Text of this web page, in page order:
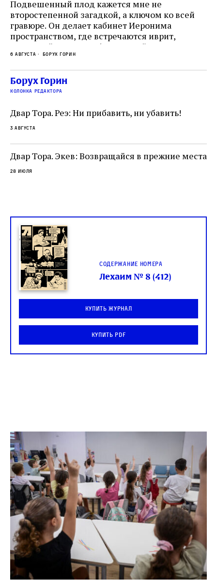
Подвешенный плод кажется мне не
второстепенной загадкой, а ключом ко всей
гравюре. Он делает кабинет Иеронима
пространством, где встречаются иврит,
греческий и латынь; буквальный смысл и
церковная традиция; филологическая
точность и понятность; переводчик,
убеждённый в необходимости исправления, и
читатель, воспринимающий исправление как
не просто покровитель переводчиков,
окружённый книгами. Перед нами человек,
одно решение которого вызвало возмущение
целой общины и стало частью многовекового
спора о том, кому принадлежит последнее
слово в переводе Библии
6 августа Борух Горин
Борух Горин
колонка редактора
Двар Тора. Реэ: Ни прибавить, ни убавить!
3 августа
Двар Тора. Экев: Возвращайся в прежние места
28 июля
Содержание номера
Лехаим № 8 (412)
Купить журнал
Купить PDF